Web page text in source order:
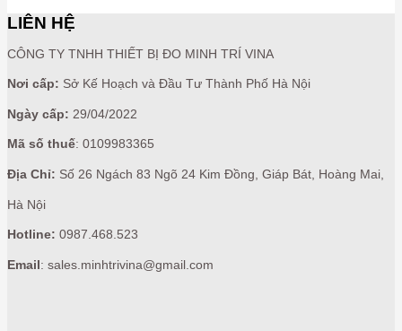
LIÊN HỆ
CÔNG TY TNHH THIẾT BỊ ĐO MINH TRÍ VINA
Nơi cấp: Sở Kế Hoạch và Đầu Tư Thành Phố Hà Nội
Ngày cấp: 29/04/2022
Mã số thuế: 0109983365
Địa Chỉ: Số 26 Ngách 83 Ngõ 24 Kim Đồng, Giáp Bát, Hoàng Mai,
Hà Nội
Hotline: 0987.468.523
Email : sales.minhtrivina@gmail.com